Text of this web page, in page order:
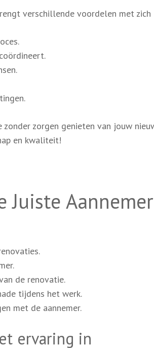
verschillende voordelen met zich
zorgen genieten van jouw
en kwaliteit!
Juiste Aannemer
de renovatie.
tijdens het werk.
met de aannemer.
ervaring in